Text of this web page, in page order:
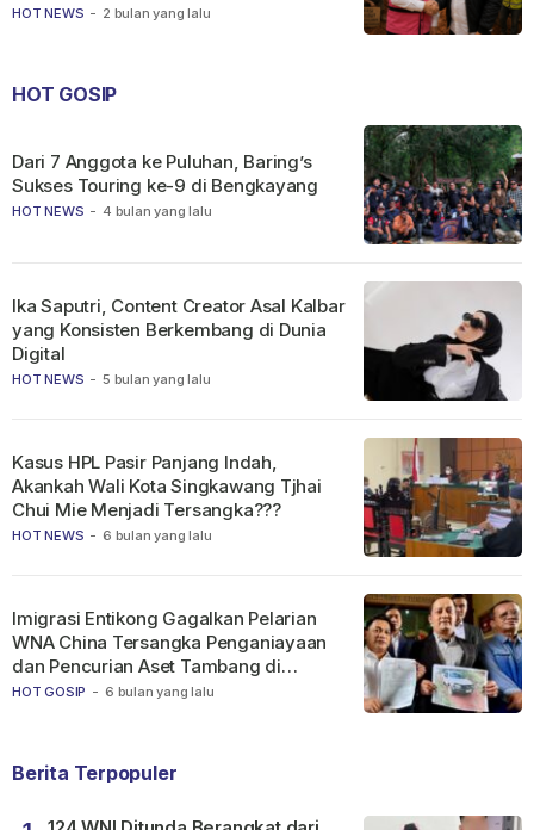
HOT NEWS - 2 bulan yang lalu
HOT GOSIP
HOT NEWS - 4 bulan yang lalu
Dari 7 Anggota ke Puluhan, Baring’s
Sukses Touring ke-9 di Bengkayang
HOT NEWS - 5 bulan yang lalu
Ika Saputri, Content Creator Asal Kalbar
yang Konsisten Berkembang di Dunia
Digital
HOT NEWS - 6 bulan yang lalu
Kasus HPL Pasir Panjang Indah,
Akankah Wali Kota Singkawang Tjhai
Chui Mie Menjadi Tersangka???
HOT GOSIP - 6 bulan yang lalu
Imigrasi Entikong Gagalkan Pelarian
WNA China Tersangka Penganiayaan
dan Pencurian Aset Tambang di
Ketapang
Berita Terpopuler